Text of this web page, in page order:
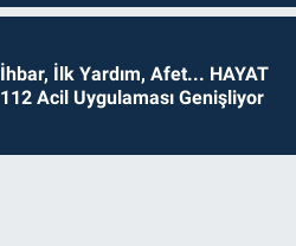
İhbar, İlk Yardım, Afet... HAYAT
112 Acil Uygulaması Genişliyor